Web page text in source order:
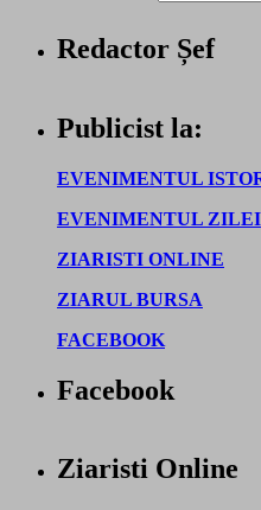
Redactor Șef
Publicist la:
EVENIMENTUL
EVENIMENTUL ZILEI
ZIARISTI ONLINE
ZIARUL BURSA
FACEBOOK
Facebook
Ziaristi Online